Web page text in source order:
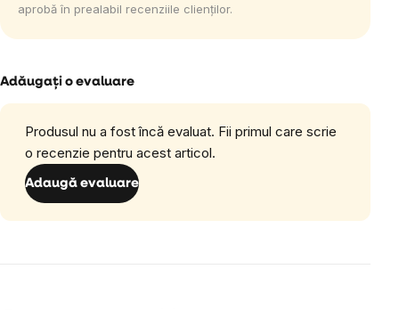
aprobă în prealabil recenziile clienților.
Adăugaţi o evaluare
Produsul nu a fost încă evaluat. Fii primul care scrie
o recenzie pentru acest articol.
Adaugă evaluare